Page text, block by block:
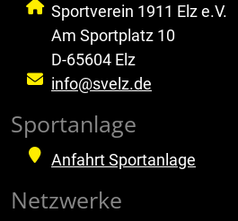
Sportverein 1911 Elz e.V.
Am Sportplatz 10
D-65604 Elz
info@svelz.de
Sportanlage
Anfahrt Sportanlage
Netzwerke